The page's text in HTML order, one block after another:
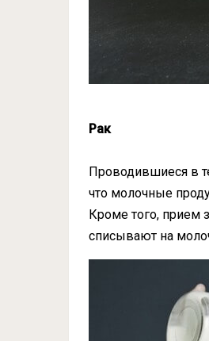
Рак
Проводившиеся в
что молочные
Кроме того, прием
списывают на